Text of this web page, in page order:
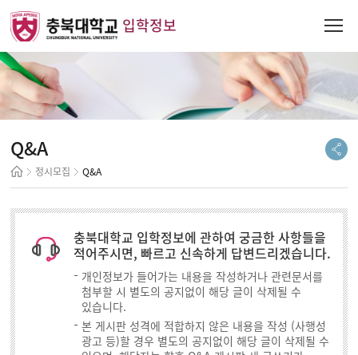
입학정보
Q&A
정시모집 Q&A
충북대학교 입학정보에 관하여 궁금한 사항들을
적어주시면, 빠르고 신속하게 답변드리겠습니다.
개인정보가 들어가는 내용을 작성하거나 관련문서를
첨부할 시 별도의 공지없이 해당 글이 삭제될 수
있습니다.
본 게시판 성격에 적합하지 않은 내용을 작성 (사행성
광고 등)할 경우 별도의 공지없이 해당 글이 삭제될 수